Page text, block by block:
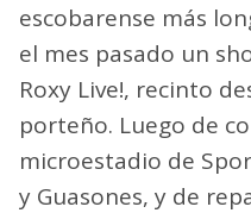
escobarense más
el mes pasado un
Roxy Live!, recinto
porteño. Luego de
microestadio de
y Guasones, y de